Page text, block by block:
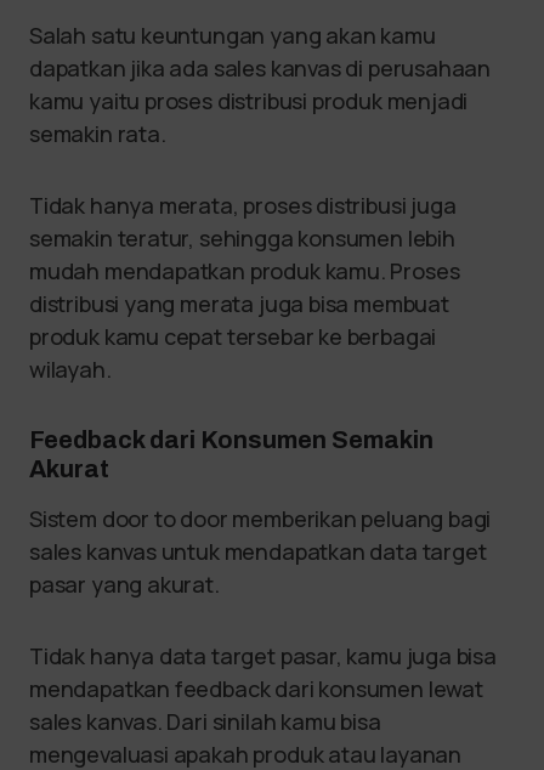
Salah satu keuntungan yang akan kamu
dapatkan jika ada sales kanvas di perusahaan
kamu yaitu proses distribusi produk menjadi
semakin rata.
Tidak hanya merata, proses distribusi juga
semakin teratur, sehingga konsumen lebih
mudah mendapatkan produk kamu. Proses
distribusi yang merata juga bisa membuat
produk kamu cepat tersebar ke berbagai
wilayah.
Feedback dari Konsumen Semakin
Akurat
Sistem door to door memberikan peluang bagi
sales kanvas untuk mendapatkan data target
pasar yang akurat.
Tidak hanya data target pasar, kamu juga bisa
mendapatkan feedback dari konsumen lewat
sales kanvas. Dari sinilah kamu bisa
mengevaluasi apakah produk atau layanan